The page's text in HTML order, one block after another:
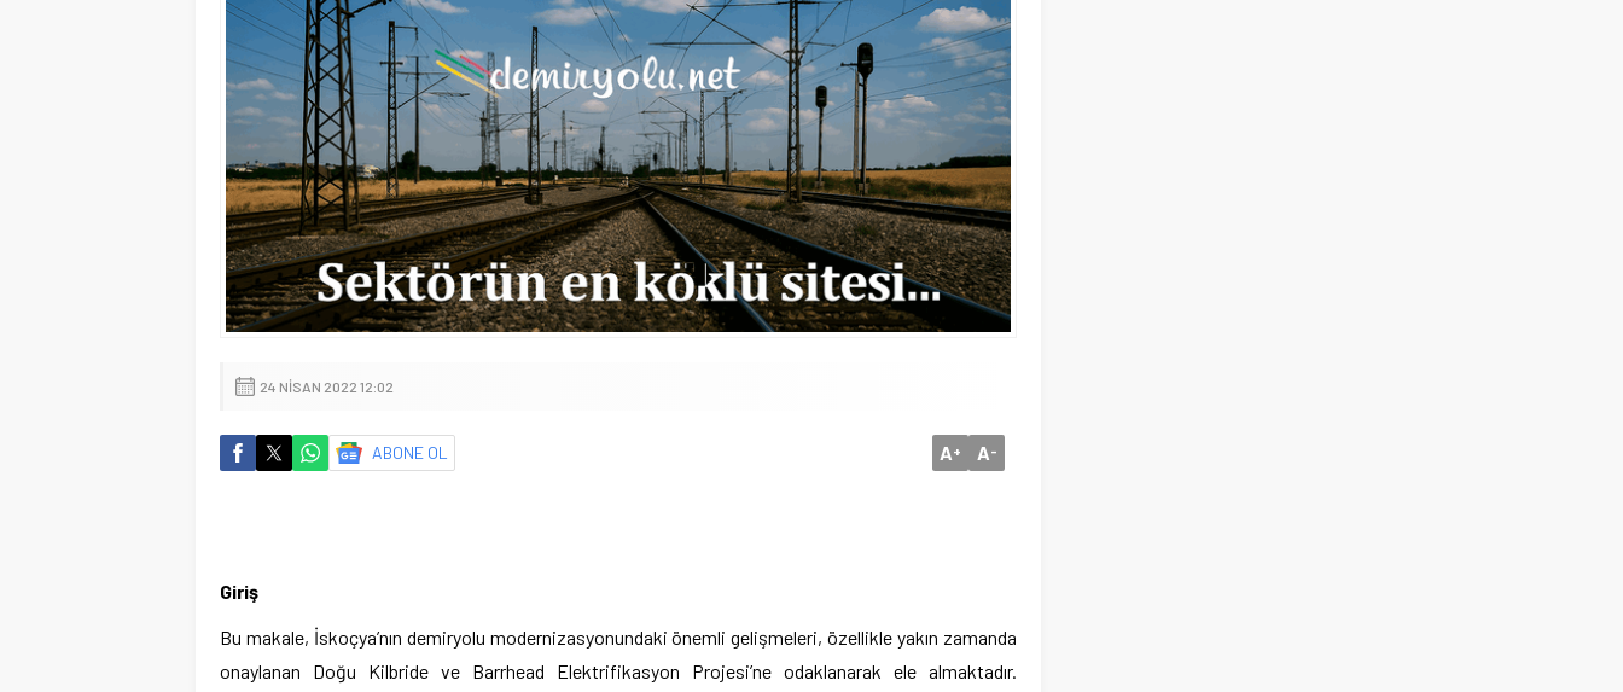
24 NISAN 2022 12:02
ABONE OL A+ A-
Giriş
Bu makale, İskoçya’nın demiryolu modernizasyonundaki önemli gelişmeleri, özellikle yakın zamanda
onaylanan Doğu Kilbride ve Barrhead Elektrifikasyon Projesi’ne odaklanarak ele almaktadır.